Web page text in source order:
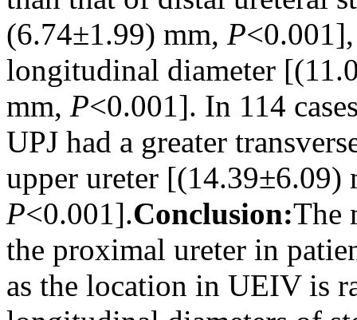
(6.74±1.99) mm, P<0.001],
longitudinal diameter
mm, P<0.001]. In 114
UPJ had a greater
upper ureter [(14.39±6.09)
P<0.001].Conclusion:The
the proximal ureter in
as the location in UEIV is